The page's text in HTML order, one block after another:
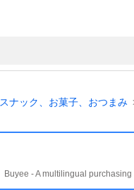
スナック、お菓子、おつまみ
Buyee - A multilingual